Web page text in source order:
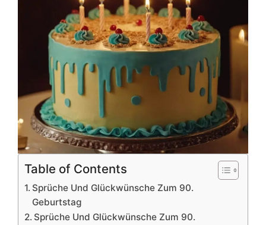
Table of Contents
Sprüche Und Glückwünsche Zum 90.
Geburtstag
Sprüche Und Glückwünsche Zum 90.